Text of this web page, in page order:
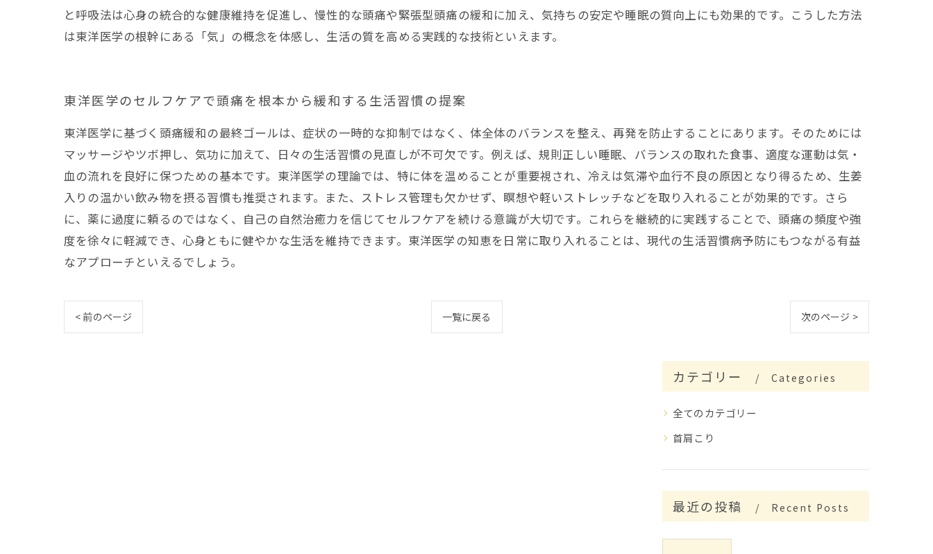
と呼吸法は心身の統合的な健康維持を促進し、慢性的な頭痛や緊張型頭痛の緩和に加え、気持ちの安定や睡眠の質向上にも効果的です。こうした方法
は東洋医学の根幹にある「気」の概念を体感し、生活の質を高める実践的な技術といえます。
東洋医学のセルフケアで頭痛を根本から緩和する生活習慣の提案
東洋医学に基づく頭痛緩和の最終ゴールは、症状の一時的な抑制ではなく、体全体のバランスを整え、再発を防止することにあります。そのためには
マッサージやツボ押し、気功に加えて、日々の生活習慣の見直しが不可欠です。例えば、規則正しい睡眠、バランスの取れた食事、適度な運動は気・
血の流れを良好に保つための基本です。東洋医学の理論では、特に体を温めることが重要視され、冷えは気滞や血行不良の原因となり得るため、生姜
入りの温かい飲み物を摂る習慣も推奨されます。また、ストレス管理も欠かせず、瞑想や軽いストレッチなどを取り入れることが効果的です。さら
に、薬に過度に頼るのではなく、自己の自然治癒力を信じてセルフケアを続ける意識が大切です。これらを継続的に実践することで、頭痛の頻度や強
度を徐々に軽減でき、心身ともに健やかな生活を維持できます。東洋医学の知恵を日常に取り入れることは、現代の生活習慣病予防にもつながる有益
なアプローチといえるでしょう。
< 前のページ 一覧に戻る 次のページ >
カテゴリー Categories
全てのカテゴリー
首肩こり
最近の投稿 Recent Posts